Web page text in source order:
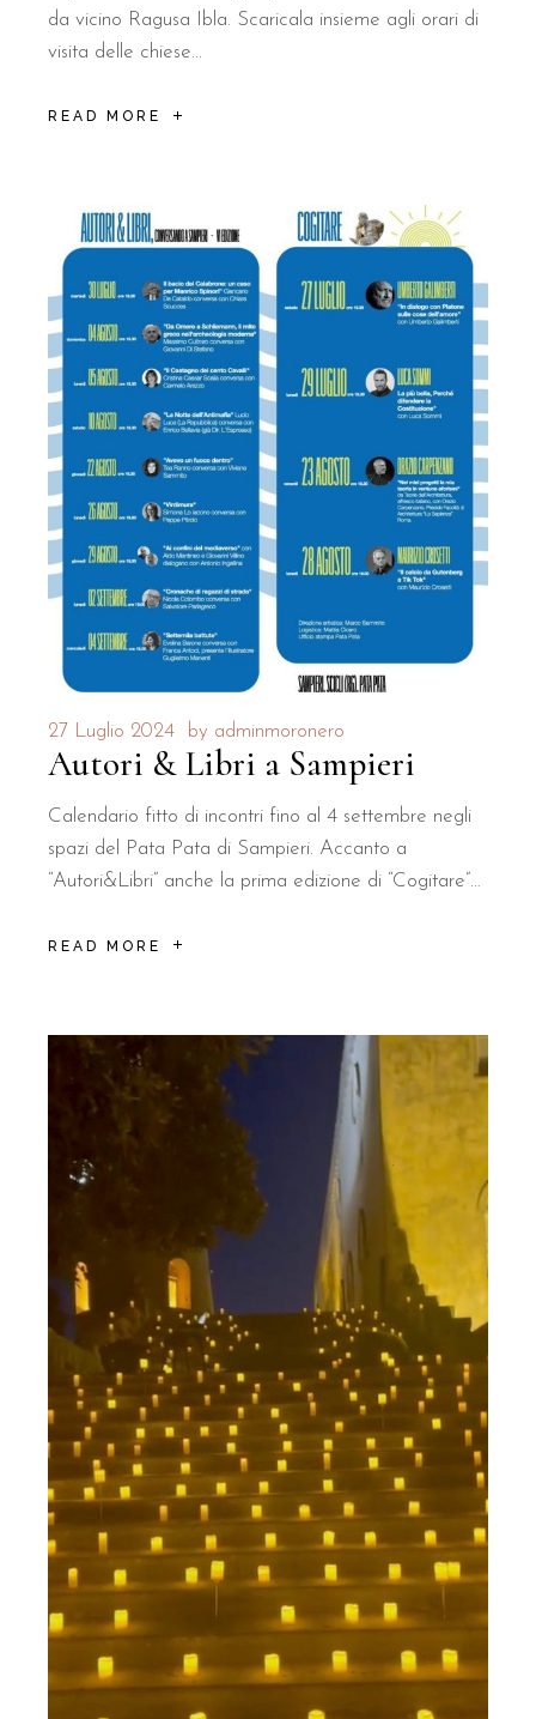
da vicino Ragusa Ibla. Scaricala insieme agli orari di
visita delle chiese...
READ MORE
27 Luglio 2024 by adminmoronero
Autori & Libri a Sampieri
Calendario fitto di incontri fino al 4 settembre negli
spazi del Pata Pata di Sampieri. Accanto a
“Autori&Libri” anche la prima edizione di “Cogitare”…
READ MORE